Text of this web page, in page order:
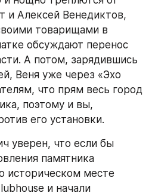
и Алексей Венедиктов,
товарищами в
обсуждают перенос
А потом, зарядившись
Веня уже через «Эхо
что прям весь город
поэтому и вы,
его установки.
уверен, что если бы
памятника
историческом месте
и начали